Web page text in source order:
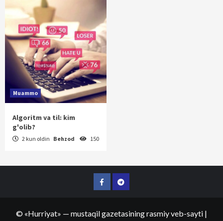
Muammo
Algoritm va til: kim
g'olib?
2 kun oldin Behzod 150
FacebookTelegram
© «Hurriyat» — mustaqil gazetasining rasmiy veb-sayti |